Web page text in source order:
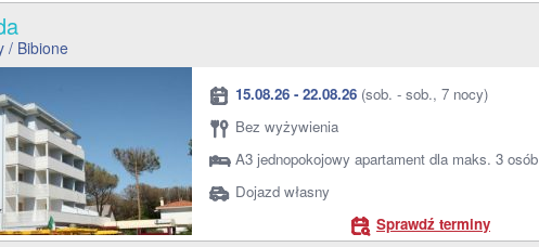
/ Bibione
15.08.26 - 22.08.26 (sob. - sob., 7 nocy)
Bez wyżywienia
A3 jednopokojowy apartament dla maks. 3 osób
Dojazd własny
Sprawdź terminy